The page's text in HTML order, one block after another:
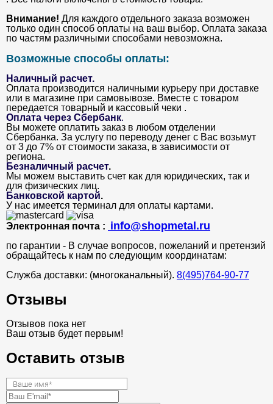
Внимание! Для каждого отдельного заказа возможен
только один способ оплаты на ваш выбор. Оплата заказа
по частям различными способами невозможна.
Возможные способы оплаты:
Наличный расчет.
Оплата производится наличными курьеру при доставке
или в магазине при самовывозе. Вместе с товаром
передается товарный и кассовый чеки .
Оплата через Сбербанк.
Вы можете оплатить заказ в любом отделении
Сбербанка. За услугу по переводу денег с Вас возьмут
от 3 до 7% от стоимости заказа, в зависимости от
региона.
Безналичный расчет.
Мы можем выставить счет как для юридических, так и
для физических лиц.
Банковской картой.
У нас имеется терминал для оплаты картами.
Электронная почта : info@shopmetal.ru
по гарантии - В случае вопросов, пожеланий и претензий
обращайтесь к нам по следующим координатам:
Служба доставки: (многоканальный). 8(495)764-90-77
Отзывы
Отзывов пока нет
Ваш отзыв будет первым!
Оставить отзыв